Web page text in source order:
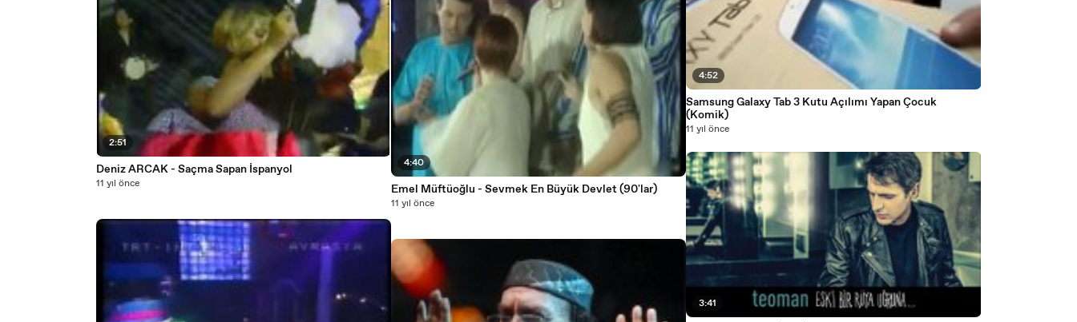
2:51
Deniz ARCAK - Saçma Sapan İspanyol
11 yıl önce
4:40
Emel Müftüoğlu - Sevmek En Büyük Devlet (90'lar)
11 yıl önce
4:52
Samsung Galaxy Tab 3 Kutu Açılımı Yapan Çocuk
(Komik)
11 yıl önce
3:41